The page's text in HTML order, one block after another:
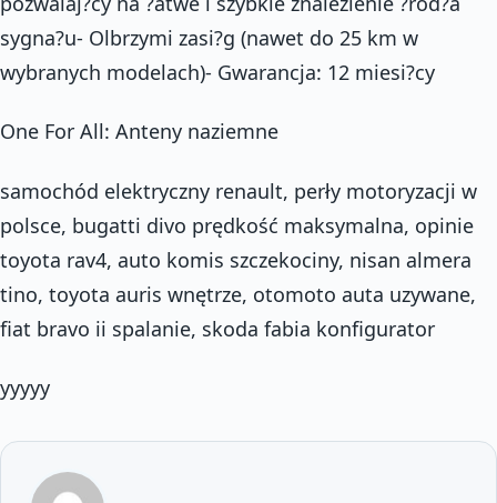
sygna?u- Olbrzymi zasi?g (nawet do 25 km w
wybranych modelach)- Gwarancja: 12 miesi?cy
One For All: Anteny naziemne
samochód elektryczny renault, perły motoryzacji w
polsce, bugatti divo prędkość maksymalna, opinie
toyota rav4, auto komis szczekociny, nisan almera
tino, toyota auris wnętrze, otomoto auta uzywane,
fiat bravo ii spalanie, skoda fabia konfigurator
yyyyy